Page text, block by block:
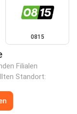
0815
Filialen
Standort: